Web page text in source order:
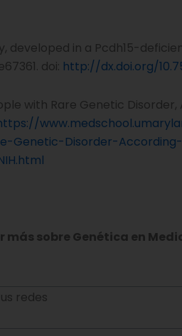
developed in a Pcdh15-
doi: http://dx.doi.org/
with Rare Genetic
Genetic-Disorder-
sobre Genética en
redes